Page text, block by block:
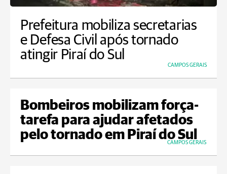
Prefeitura mobiliza secretarias
e Defesa Civil após tornado
atingir Piraí do Sul
CAMPOS GERAIS
Bombeiros mobilizam força-
tarefa para ajudar afetados
pelo tornado em Piraí do Sul
CAMPOS GERAIS